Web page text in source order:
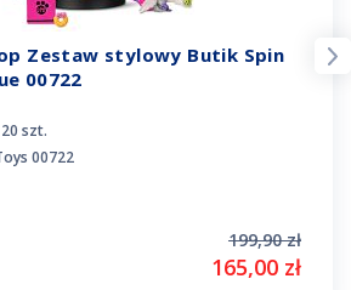
Zestaw stylowy Butik Spin
00722
szt.
00722
199,90 zł
165,00 zł